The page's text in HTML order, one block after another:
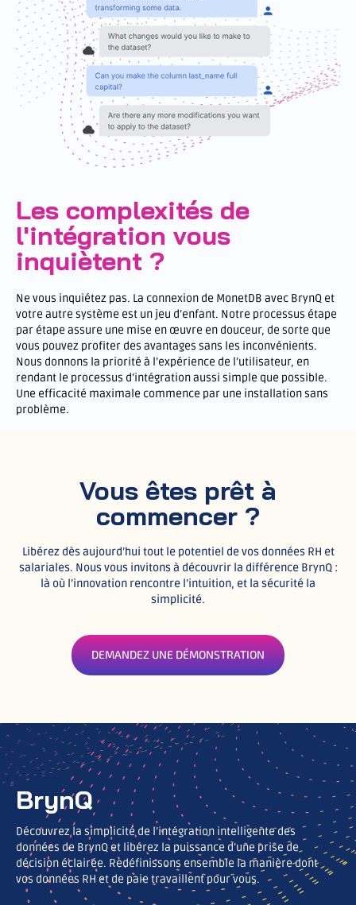
Les complexités de
l'intégration vous
inquiètent ?
Ne vous inquiétez pas. La connexion de MonetDB avec BrynQ et
votre autre système est un jeu d’enfant. Notre processus étape
par étape assure une mise en œuvre en douceur, de sorte que
vous pouvez profiter des avantages sans les inconvénients.
Nous donnons la priorité à l’expérience de l’utilisateur, en
rendant le processus d’intégration aussi simple que possible.
Une efficacité maximale commence par une installation sans
problème.
Vous êtes prêt à
commencer ?
Libérez dès aujourd’hui tout le potentiel de vos données RH et
salariales. Nous vous invitons à découvrir la différence BrynQ :
là où l’innovation rencontre l’intuition, et la sécurité la
simplicité.
DEMANDEZ UNE DÉMONSTRATION
BrynQ
Découvrez la simplicité de l’intégration intelligente des
données de BrynQ et libérez la puissance d’une prise de
décision éclairée. Redéfinissons ensemble la manière dont
vos données RH et de paie travaillent pour vous.